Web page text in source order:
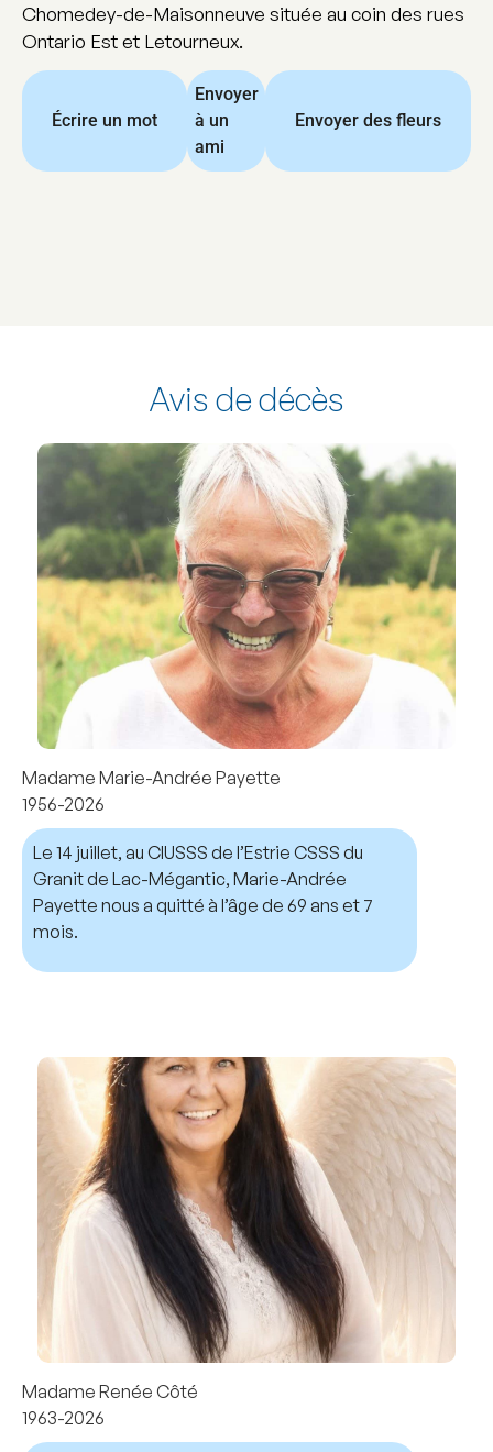
Chomedey-de-Maisonneuve située au coin des rues
Ontario Est et Letourneux.
Écrire un mot
Envoyer
à un
ami
Envoyer des fleurs
Avis de décès
Madame Marie-Andrée Payette
1956-2026
Le 14 juillet, au CIUSSS de l’Estrie CSSS du
Granit de Lac-Mégantic, Marie-Andrée
Payette nous a quitté à l’âge de 69 ans et 7
mois.
Madame Renée Côté
1963-2026